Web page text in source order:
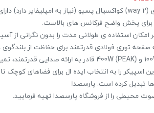
استفاده ی طولانی مدت را بدون نگرانی از
توری فولادی قدرتمند برای حفاظت از بلندگوی
این اسپیکر را به انتخاب ایده ال برای فضاهای
تبدیل کرده است. پارسصدا
را از فروشگاه پارسصدا تهیه فرمایید.
اکو شارژی برین 12 اینچ بیسیم B12300 W
24,500,000 تومان
24,010,000 تومان
علاقه مندی